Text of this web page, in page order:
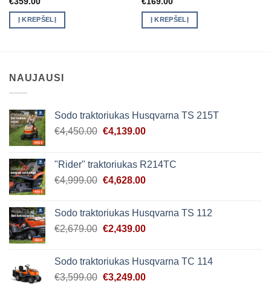
Į KREPŠELĮ Į KREPŠELĮ
NAUJAUSI
Sodo traktoriukas Husqvarna TS 215T
€4,450.00 Original
€4,450.00.
€4,139.00Current
€4,139.00.
"Rider" traktoriukas R214TC
€4,999.00 Original
€4,999.00.
€4,628.00Current
€4,628.00.
Sodo traktoriukas Husqvarna TS 112
€2,679.00 Original
€2,679.00.
€2,439.00Current
€2,439.00.
Sodo traktoriukas Husqvarna TC 114
€3,599.00 Original
€3,249.00Current